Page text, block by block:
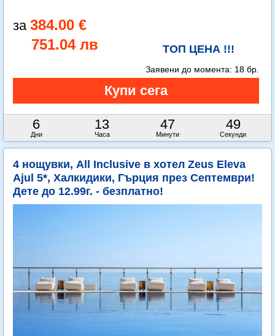
384.00 €
751.04 лв
ТОП ЦЕНА !!!
6
Дни
13
Часа
47
Минути
48
Секунди
Заявени до момента: 18 бр.
4 нощувки, All Inclusive в хотел Zeus Eleva
Ajul 5*, Халкидики, Гърция през Септември!
Дете до 12.99г. - безплатно!